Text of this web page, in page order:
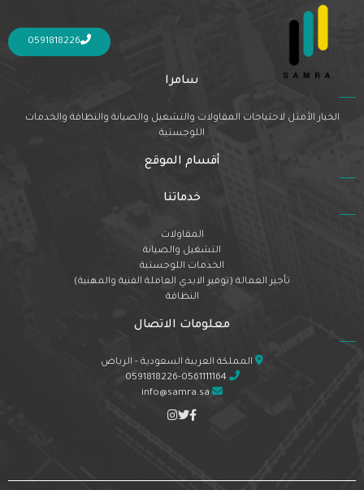
0591818226
Nothing Found
It seems we can’t find what you’re looking for. Perhaps searching can help.
سامرا
الخيار الأمثل لاحتياجات المقاولات والتشغيل والصيانة والنظافة والخدمات
اللوجستية
أقسام الموقع
خدماتنا
المقاولات
التشغيل والصيانة
الخدمات اللوجستية
تأجير العمالة (توفير الايدي العاملة الفنية والمهنية)
النظافة
معلومات الاتصال
المملكة العربية السعودية - الرياض
0591818226-0561111164
info@samra.sa